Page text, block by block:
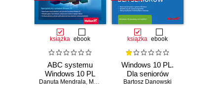
książka ebook
ABC systemu
Windows 10 PL
Danuta Mendrala, Marcin Szeliga
książka ebook
Windows 10 PL.
Dla seniorów
Bartosz Danowski